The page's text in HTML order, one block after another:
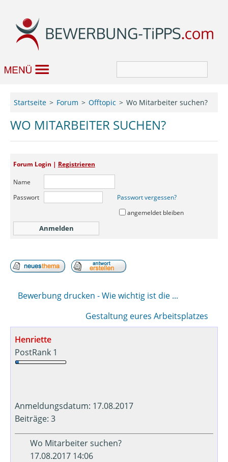
Bewerbungseditor
Forum
Startseite Forum Offtopic Wo Mitarbeiter suchen?
WO MITARBEITER SUCHEN?
Forum Login | Registrieren
Name
Passwort
Passwort vergessen?
angemeldet bleiben
Bewerbung drucken - Wie wichtig ist die ...
Gestaltung eures Arbeitsplatzes
Henriette
PostRank 1
Anmeldungsdatum: 17.08.2017
Beiträge: 3
Wo Mitarbeiter suchen?
17.08.2017 14:06